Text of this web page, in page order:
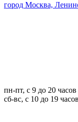
город Москва,
пн-пт, с 9 до 20 часов
сб-вс, с 10 до 19 часов